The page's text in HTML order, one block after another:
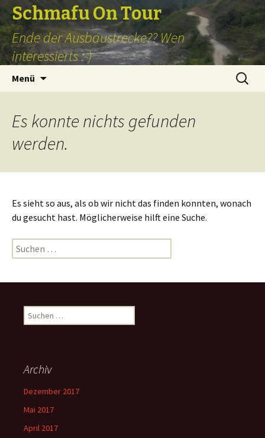
Schmafu On Tour
Ende der Ausbaustrecke?? Wen
interessierts :-)
Menü
Suchen
nach:
Es konnte nichts gefunden
werden.
Es sieht so aus, als ob wir nicht das finden konnten, wonach
du gesucht hast. Möglicherweise hilft eine Suche.
Suchen
nach:
Suchen
nach:
Archiv
Dezember 2017
Mai 2017
April 2017